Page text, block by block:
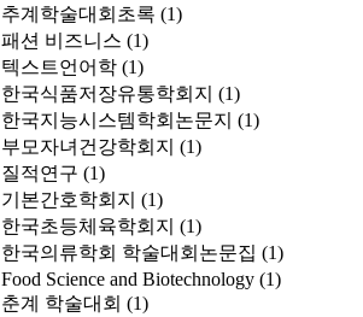
추계학술대회초록 (1)
패션 비즈니스 (1)
텍스트언어학 (1)
한국식품저장유통학회지 (1)
한국지능시스템학회논문지 (1)
부모자녀건강학회지 (1)
질적연구 (1)
기본간호학회지 (1)
한국초등체육학회지 (1)
한국의류학회 학술대회논문집 (1)
Food Science and Biotechnology (1)
춘계 학술대회 (1)